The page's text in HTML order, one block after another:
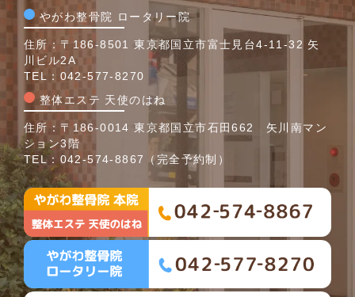
やがわ整骨院 ロータリー院
住所：〒186-8501 東京都国立市富士見台4-11-32 矢
川ビル2A
TEL： 042-577-8270
整体エステ 天使のはね
住所：〒186-0014 東京都国立市石田662 矢川南マン
ション3階
TEL： 042-574-8867 （完全予約制）